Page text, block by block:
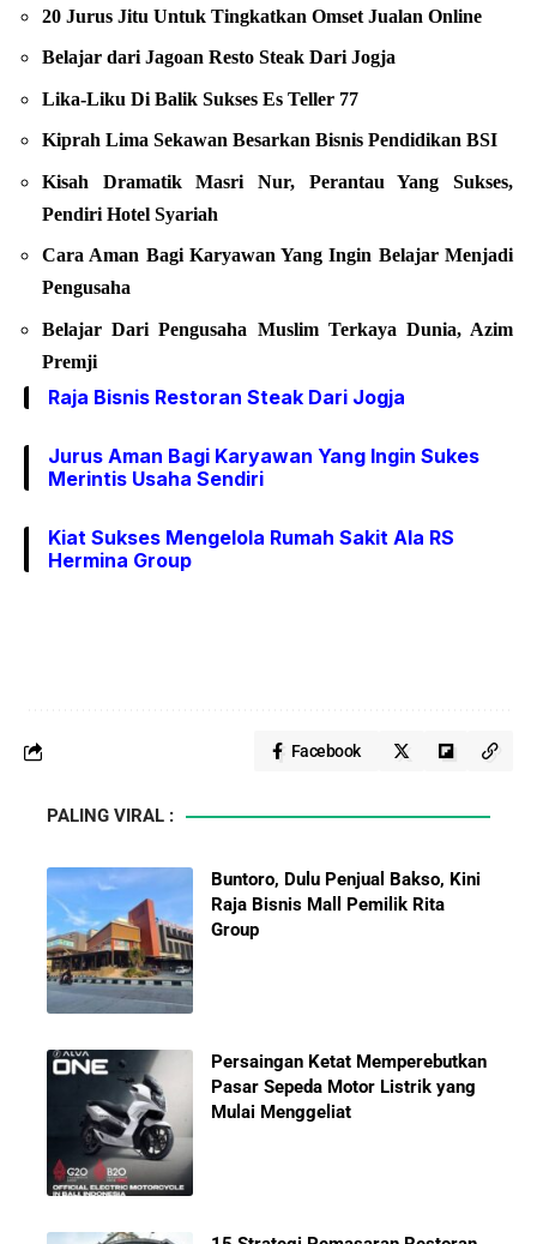
20 Jurus Jitu Untuk Tingkatkan Omset Jualan Online
Belajar dari Jagoan Resto Steak Dari Jogja
Lika-Liku Di Balik Sukses Es Teller 77
Kiprah Lima Sekawan Besarkan Bisnis Pendidikan BSI
Kisah Dramatik Masri Nur, Perantau Yang Sukses,
Pendiri Hotel Syariah
Cara Aman Bagi Karyawan Yang Ingin Belajar Menjadi
Pengusaha
Belajar Dari Pengusaha Muslim Terkaya Dunia, Azim
Premji
Raja Bisnis Restoran Steak Dari Jogja
Jurus Aman Bagi Karyawan Yang Ingin Sukes
Merintis Usaha Sendiri
Kiat Sukses Mengelola Rumah Sakit Ala RS
Hermina Group
Facebook
PALING VIRAL :
Buntoro, Dulu Penjual Bakso, Kini
Raja Bisnis Mall Pemilik Rita
Group
Persaingan Ketat Memperebutkan
Pasar Sepeda Motor Listrik yang
Mulai Menggeliat